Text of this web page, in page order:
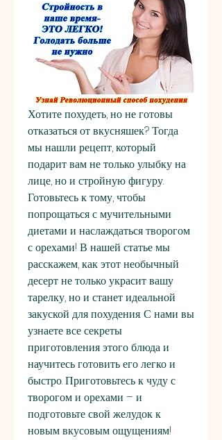
Хотите похудеть, но не готовы
отказаться от вкусняшек? Тогда
мы нашли рецепт, который
подарит вам не только улыбку на
лице, но и стройную фигуру.
Готовьтесь к тому, чтобы
попрощаться с мучительными
диетами и наслаждаться творогом
с орехами! В нашей статье мы
расскажем, как этот необычный
десерт не только украсит вашу
тарелку, но и станет идеальной
закуской для похудения. С нами вы
узнаете все секреты
приготовления этого блюда и
научитесь готовить его легко и
быстро. Приготовьтесь к чуду с
творогом и орехами – и
подготовьте свой желудок к
новым вкусовым ощущениям!